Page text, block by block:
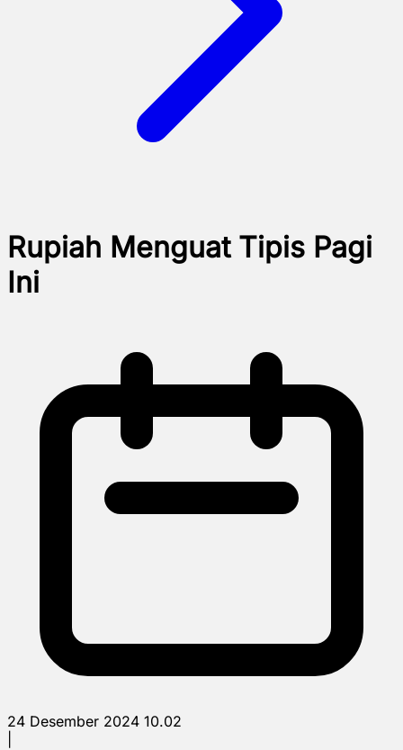
Rupiah Menguat Tipis Pagi
Ini
24 Desember 2024 10.02